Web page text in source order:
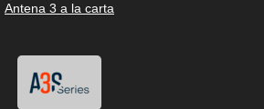
Antena 3 a la carta